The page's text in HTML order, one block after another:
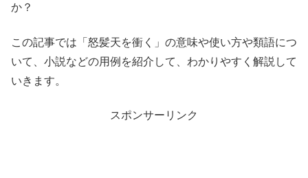
か？
この記事では「怒髪天を衝く」の意味や使い方や類語につ
いて、小説などの用例を紹介して、わかりやすく解説して
いきます。
スポンサーリンク